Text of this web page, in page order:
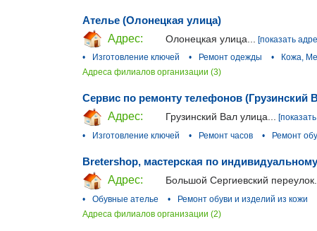
Ателье (Олонецкая улица)
Адрес:
Олонецкая улица...
[показать
•
Изготовление ключей • Ремонт одежды • Кожа,
Адреса филиалов организации (3)
Сервис по ремонту телефонов (Грузинский
Адрес:
Грузинский Вал улица...
•
Изготовление ключей • Ремонт часов • Ремонт
Bretershop, мастерская по
Адрес:
Большой Сергиевский
•
Обувные ателье •
Ремонт обуви и изделий из кожи
Адреса филиалов организации (2)